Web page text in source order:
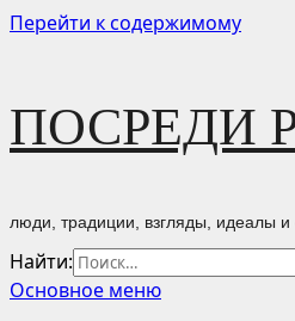
Перейти к содержимому
ПОСРЕДИ
люди, традиции, взгляды, идеалы
Найти:
Основное меню